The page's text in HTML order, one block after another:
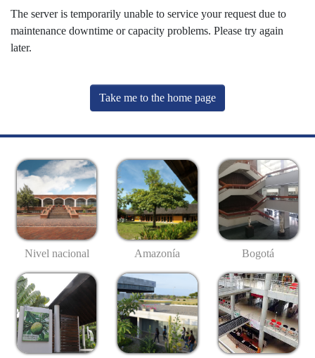
The server is temporarily unable to service your request due to
maintenance downtime or capacity problems. Please try again
later.
Take me to the home page
Nivel nacional Amazonía Bogotá